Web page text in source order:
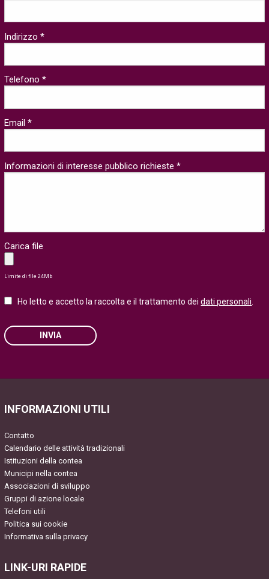
Indirizzo *
Telefono *
Email *
Informazioni di interesse pubblico richieste *
Carica file
Limite di file 24Mb
Ho letto e accetto la raccolta e il trattamento deidati personali.
INVIA
INFORMAZIONI UTILI
Contatto
Calendario delle attività tradizionali
Istituzioni della contea
Municipi nella contea
Associazioni di sviluppo
Gruppi di azione locale
Telefoni utili
Politica sui cookie
Informativa sulla privacy
LINK-URI RAPIDE